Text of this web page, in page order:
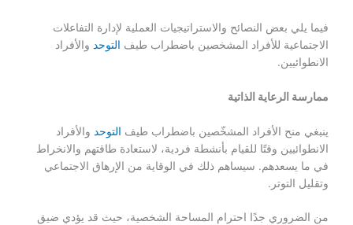
فيما يلي بعض النصائح والاستراتيجيات العملية لإدارة التفاعلات
الاجتماعية للأفراد المشخصين باضطراب طيف التوحد والأفراد
الانطوائيين.
ممارسة الرعاية الذاتية
ينبغي منح الأفراد المشخّصين باضطراب طيف التوحد والأفراد
الانطوائيين وقتًا للقيام بأنشطة فردية، لاستعادة طاقتهم والانخراط
في ما يسعدهم. سيساهم ذلك في الوقاية من الإرهاق الاجتماعي
وتقليل التوتر.
من الضروري جدًا احترام المساحة الشخصية، حيث قد يؤدي ضيق